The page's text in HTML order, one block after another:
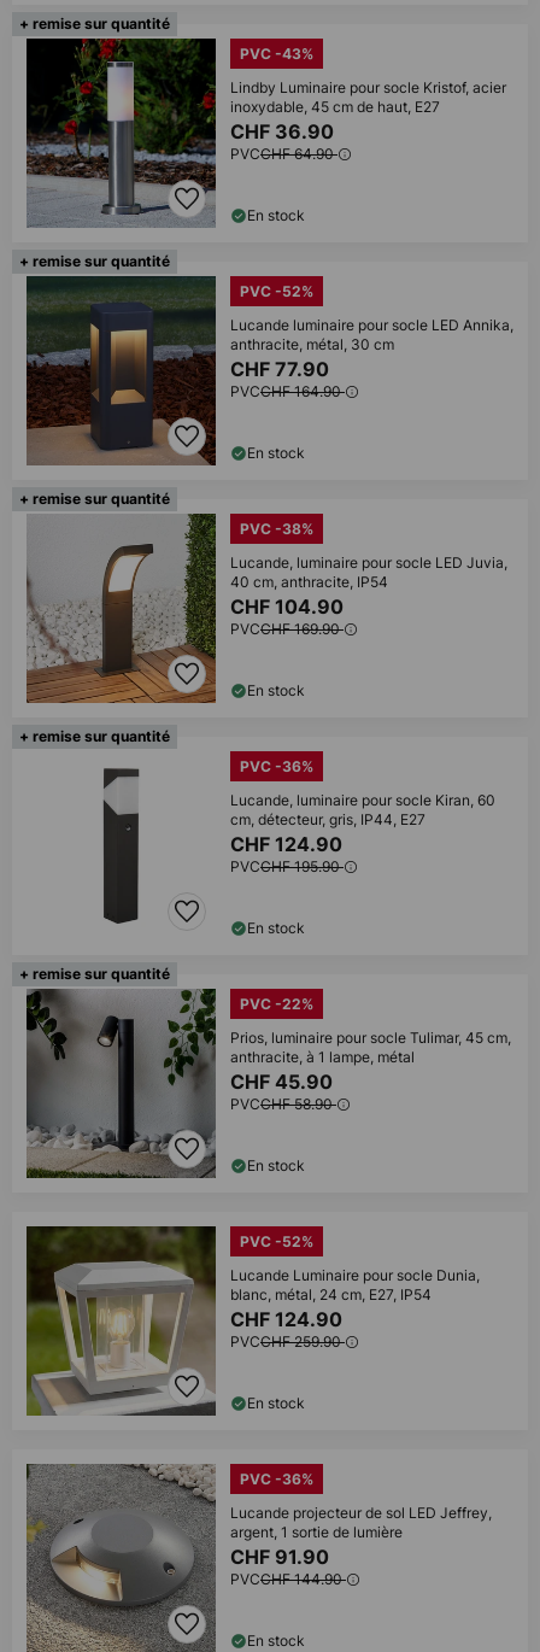
+ remise sur quantité
PVC -43%
Lindby Luminaire pour socle Kristof, acier
inoxydable, 45 cm de haut, E27
CHF 36.90
PVCCHF 64.90
En stock
+ remise sur quantité
PVC -52%
Lucande luminaire pour socle LED Annika,
anthracite, métal, 30 cm
CHF 77.90
PVCCHF 164.90
En stock
+ remise sur quantité
PVC -38%
Lucande, luminaire pour socle LED Juvia,
40 cm, anthracite, IP54
CHF 104.90
PVCCHF 169.90
En stock
+ remise sur quantité
PVC -36%
Lucande, luminaire pour socle Kiran, 60
cm, détecteur, gris, IP44, E27
CHF 124.90
PVCCHF 195.90
En stock
+ remise sur quantité
PVC -22%
Prios, luminaire pour socle Tulimar, 45 cm,
anthracite, à 1 lampe, métal
CHF 45.90
PVCCHF 58.90
En stock
PVC -52%
Lucande Luminaire pour socle Dunia,
blanc, métal, 24 cm, E27, IP54
CHF 124.90
PVCCHF 259.90
En stock
PVC -36%
Lucande projecteur de sol LED Jeffrey,
argent, 1 sortie de lumière
CHF 91.90
PVCCHF 144.90
En stock